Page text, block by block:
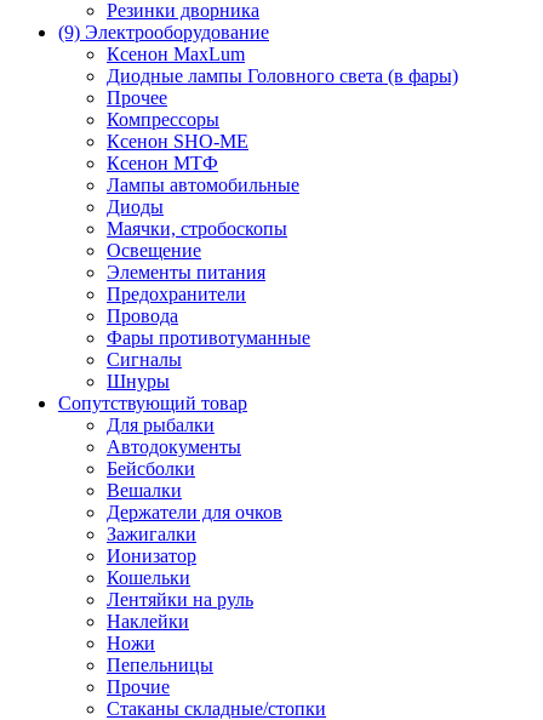
Резинки дворника
(9) Электрооборудование
Ксенон MaxLum
Диодные лампы Головного света (в фары)
Прочее
Компрессоры
Ксенон SHO-ME
Ксенон МТФ
Лампы автомобильные
Диоды
Маячки, стробоскопы
Освещение
Элементы питания
Предохранители
Провода
Фары противотуманные
Сигналы
Шнуры
Сопутствующий товар
Для рыбалки
Автодокументы
Бейсболки
Вешалки
Держатели для очков
Зажигалки
Ионизатор
Кошельки
Лентяйки на руль
Наклейки
Ножи
Пепельницы
Прочие
Стаканы складные/стопки